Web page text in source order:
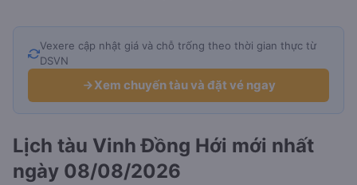
Vexere cập nhật giá và chỗ trống theo thời gian thực từ
DSVN
Xem chuyến tàu và đặt vé ngay
Lịch tàu Vinh Đồng Hới mới nhất
ngày 08/08/2026